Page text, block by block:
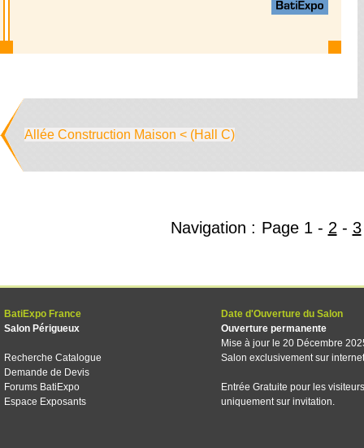
Allée Construction Maison < (Hall C)
Navigation : Page 1 - 2 - 3
BatiExpo France
Salon Périgueux
Recherche Catalogue
Demande de Devis
Forums BatiExpo
Espace Exposants
Date d'Ouverture du Salon
Ouverture permanente
Mise à jour le 20 Décembre
Salon exclusivement sur internet
Entrée Gratuite pour les visiteurs
uniquement sur invitation.